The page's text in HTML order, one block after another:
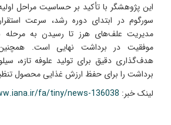
این پژوهشگر با تأکید بر حساسیت مراحل
سورگوم در ابتدای دوره رشد، سرعت استقرار
مدیریت علف‌های هرز تا رسیدن به مرحله
موفقیت در برداشت نهایی است. همچنین
هدف‌گذاری دقیق برای تولید علوفه تازه،
برداشت را برای حفظ ارزش غذایی محصول
لینک خبر: fa/tiny/news-136038